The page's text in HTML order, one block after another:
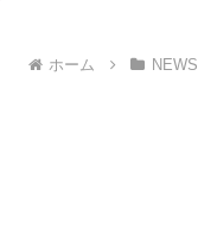
ホーム NEWS